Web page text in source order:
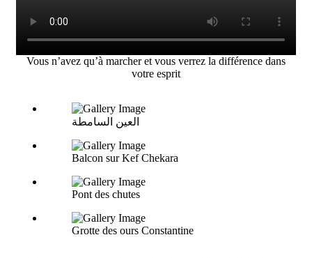
Vous n’avez qu’à marcher et vous verrez la différence dans
votre esprit
العين السامطة
Balcon sur Kef Chekara
Pont des chutes
Grotte des ours Constantine